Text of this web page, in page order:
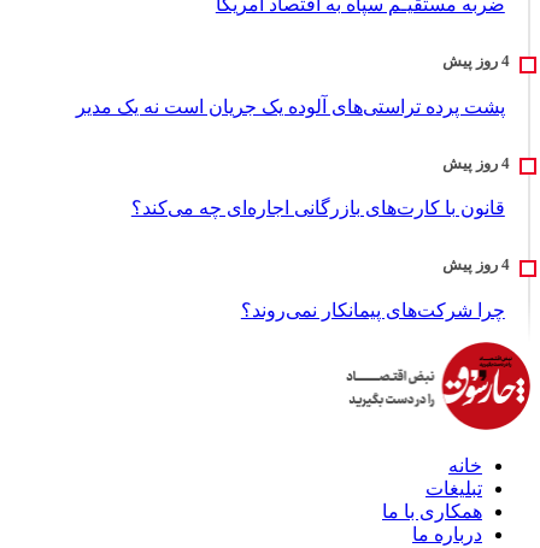
ضربه مستقیـم سپاه به اقتصاد آمر‌یکا
پشت پرده تراستی‌های آلوده یک جریان است نه یک مدیر
قانون با کارت‌های بازرگانی اجاره‌ای چه می‌کند؟
چرا شرکت‌های پیمانکار نمی‌روند؟
خانه
تبلیغات
همکاری با ما
درباره ما